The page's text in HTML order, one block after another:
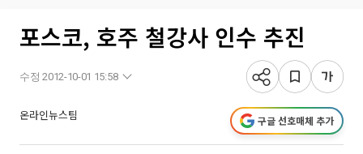
포스코, 호주 철강사 인수 추진
수정 2012-10-01 15:58
온라인뉴스팀 구글 선호매체 추가